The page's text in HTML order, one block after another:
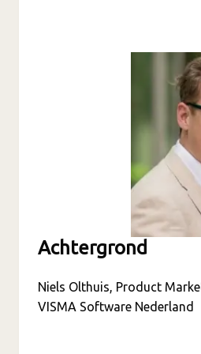
Achtergrond
Niels Olthuis, Product
VISMA Software Nederland